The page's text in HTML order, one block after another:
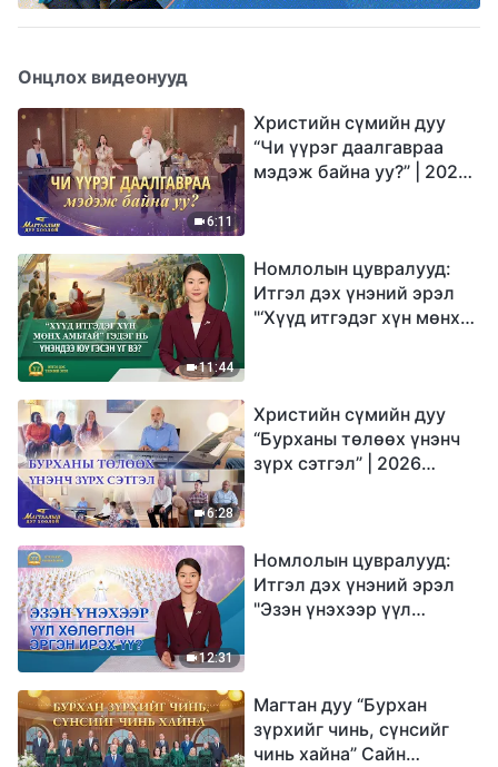
Онцлох видеонууд
6:11
Христийн сүмийн дуу
“Чи үүрэг даалгавраа
мэдэж байна уу?” | 2026
11:44
Номлолын цувралууд:
Итгэл дэх үнэний эрэл
"‘Хүүд итгэдэг хүн мөнх
6:28
Христийн сүмийн дуу
“Бурханы төлөөх үнэнч
зүрх сэтгэл” | 2026
12:31
Номлолын цувралууд:
Итгэл дэх үнэний эрэл
"Эзэн үнэхээр үүл
Магтан дуу “Бурхан
зүрхийг чинь, сүнсийг
чинь хайна” Сайн